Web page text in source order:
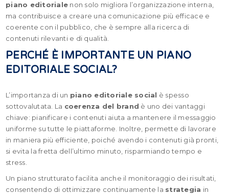
piano editoriale non solo migliora l’organizzazione interna,
ma contribuisce a creare una comunicazione più efficace e
coerente con il pubblico, che è sempre alla ricerca di
contenuti rilevanti e di qualità.
PERCHÉ È IMPORTANTE UN PIANO
EDITORIALE SOCIAL?
L’importanza di un piano editoriale social è spesso
sottovalutata. La coerenza del brand è uno dei vantaggi
chiave: pianificare i contenuti aiuta a mantenere il messaggio
uniforme su tutte le piattaforme. Inoltre, permette di lavorare
in maniera più efficiente, poiché avendo i contenuti già pronti,
si evita la fretta dell’ultimo minuto, risparmiando tempo e
stress.
Un piano strutturato facilita anche il monitoraggio dei risultati,
consentendo di ottimizzare continuamente la strategia in